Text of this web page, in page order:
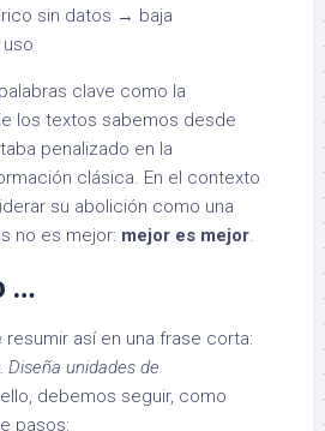
sin datos → baja
clave como la
los textos sabemos desde
penalizado en la
clásica. En el contexto
su abolición como una
no es mejor: mejor es mejor.
…
así en una frase corta:
Diseña unidades de
ello, debemos seguir, como
pasos: